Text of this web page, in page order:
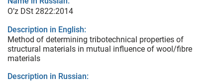
O’z DSt 2822:2014
Description in English:
Method of determining tribotechnical properties of
structural materials in mutual influence of wool/fibre
materials
Description in Russian: